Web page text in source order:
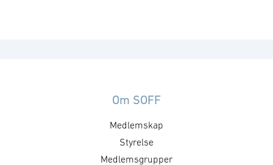
Om SOFF
Medlemskap
Styrelse
Medlemsgrupper